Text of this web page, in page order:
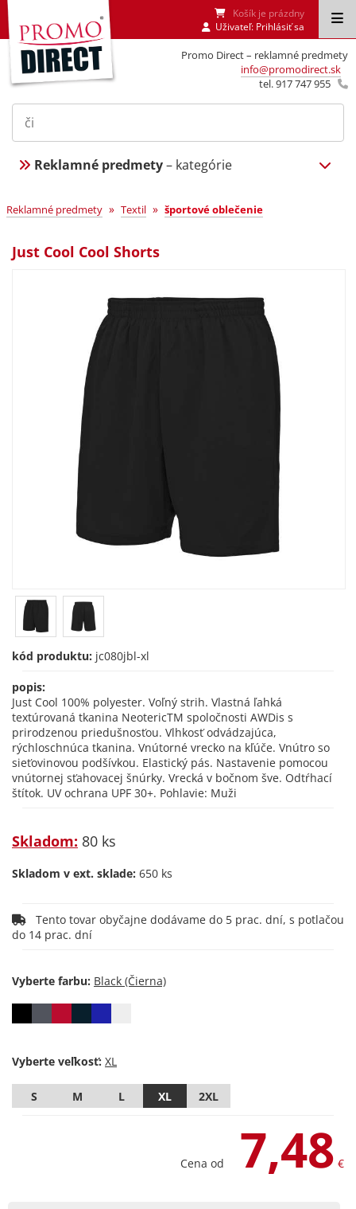
Promo Direct – reklamné predmety
info@promodirect.sk
tel. 917 747 955
Košík je prázdny
Uživateľ: Prihlásiť sa
Reklamné predmety– kategórie
Reklamné predmety » Textil » športové oblečenie
Just Cool Cool Shorts
kód produktu: jc080jbl-xl
popis:
Just Cool 100% polyester. Voľný strih. Vlastná ľahká
textúrovaná tkanina NeotericTM spoločnosti AWDis s
prirodzenou priedušnosťou. Vlhkosť odvádzajúca,
rýchloschnúca tkanina. Vnútorné vrecko na kľúče. Vnútro so
sieťovinovou podšívkou. Elastický pás. Nastavenie pomocou
vnútornej sťahovacej šnúrky. Vrecká v bočnom šve. Odtŕhací
štítok. UV ochrana UPF 30+. Pohlavie: Muži
Skladom: 80 ks
Skladom v ext. sklade: 650 ks
do 14 prac. dní
Vyberte farbu:
Vyberte veľkosť:
S M L XL 2XL
Cena od 7,48 €